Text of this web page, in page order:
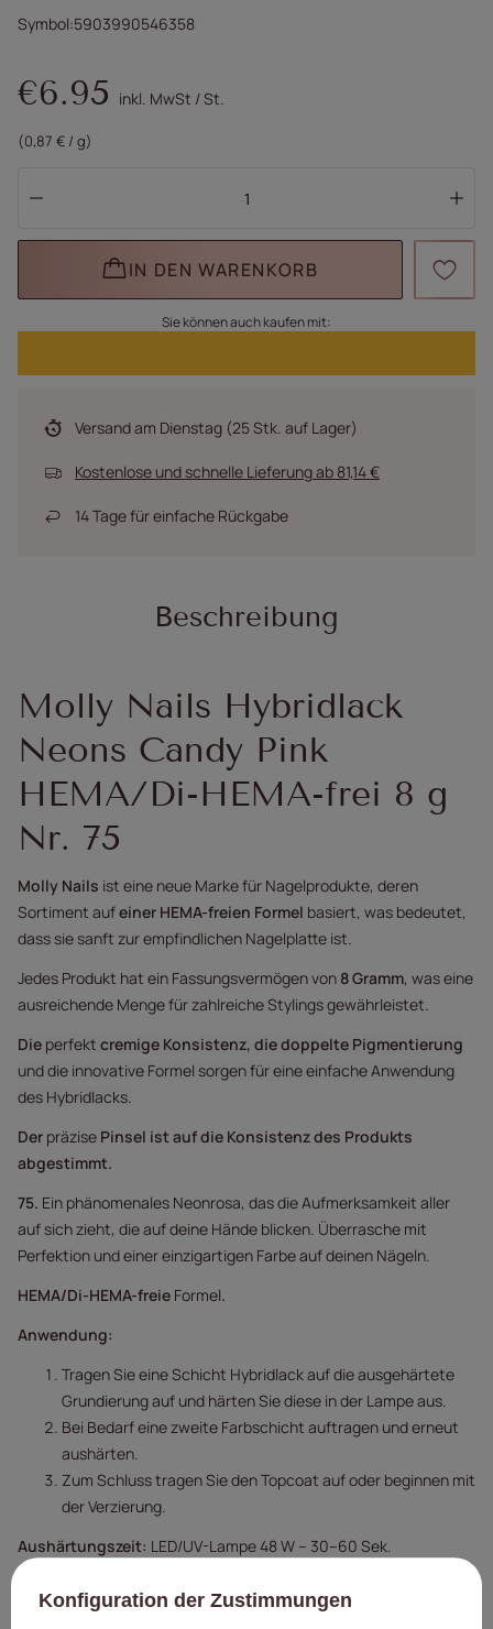
Symbol 5903990546358
€6.95 inkl. MwSt /St.
(0,87 € / g)
IN DEN WARENKORB
Sie können auch kaufen mit:
Versandam Dienstag (25 Stk. auf Lager)
Kostenlose und schnelle Lieferungab 81,14 €
14Tage für einfache Rückgabe
Beschreibung
Molly Nails Hybridlack
Neons Candy Pink
HEMA/Di-HEMA-frei 8 g
Nr. 75
Molly Nails ist eine neue Marke für Nagelprodukte, deren
Sortiment aufeiner HEMA-freien Formel basiert, was bedeutet,
dass sie sanft zur empfindlichen Nagelplatte ist.
Jedes Produkt hat ein Fassungsvermögen von 8 Gramm, was eine
ausreichende Menge für zahlreiche Stylings gewährleistet.
Die perfekt cremige Konsistenz, die doppelte Pigmentierung
und die innovative Formel sorgen für eine einfache Anwendung
des Hybridlacks.
Der präzise Pinsel ist auf die Konsistenz des Produkts
abgestimmt.
75. Ein phänomenales Neonrosa, das die Aufmerksamkeit aller
auf sich zieht, die auf deine Hände blicken. Überrasche mit
Perfektion und einer einzigartigen Farbe auf deinen Nägeln.
HEMA/Di-HEMA-freie Formel.
Anwendung:
Tragen Sie eine Schicht Hybridlack auf die ausgehärtete
Grundierung auf und härten Sie diese in der Lampe aus.
Bei Bedarf eine zweite Farbschicht auftragen und erneut
aushärten.
Zum Schluss tragen Sie den Topcoat auf oder beginnen mit
der Verzierung.
Aushärtungszeit: LED/UV-Lampe 48 W – 30–60 Sek.
Konfiguration der Zustimmungen